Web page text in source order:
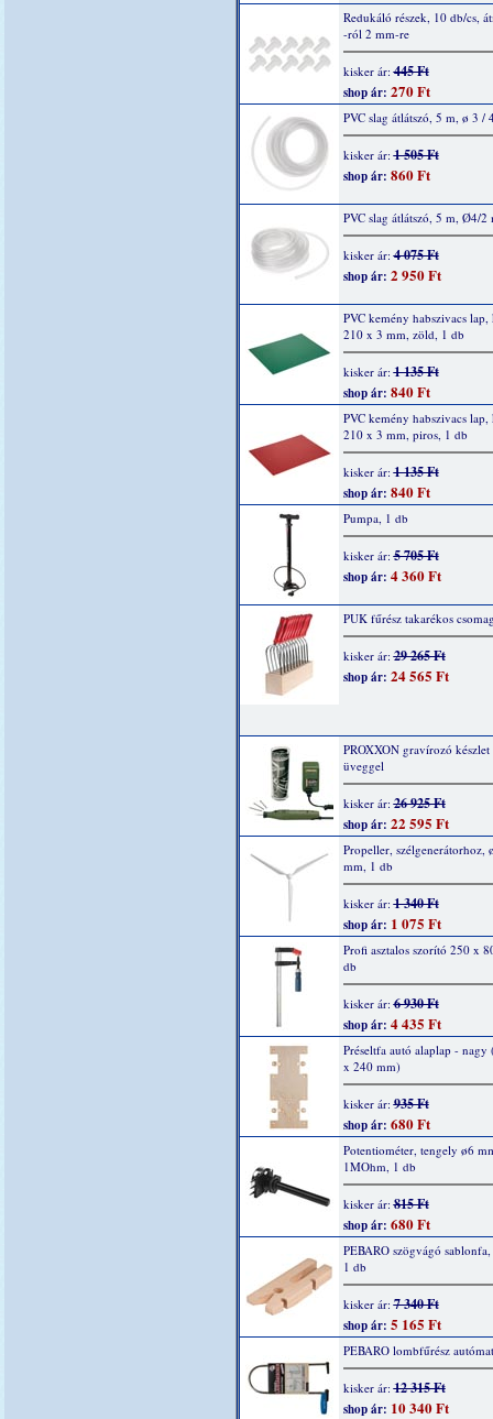
Redukáló részek, 10 db/cs,
-ról 2 mm-re
kisker ár:445 Ft
shop ár: 270 Ft
PVC slag átlátszó, 5 m, ø 3 /
kisker ár:1 505 Ft
shop ár: 860 Ft
PVC slag átlátszó, 5 m, Ø4/2
kisker ár:4 075 Ft
shop ár: 2 950 Ft
PVC kemény habszivacs
210 x 3 mm, zöld, 1 db
kisker ár:1 135 Ft
shop ár: 840 Ft
PVC kemény habszivacs
210 x 3 mm, piros, 1 db
kisker ár:1 135 Ft
shop ár: 840 Ft
Pumpa, 1 db
kisker ár:5 705 Ft
shop ár: 4 360 Ft
PUK fűrész takarékos
kisker ár:29 265 Ft
shop ár: 24 565 Ft
PROXXON gravírozó készlet
üveggel
kisker ár:26 925 Ft
shop ár: 22 595 Ft
Propeller, szélgenerátorhoz,
mm, 1 db
kisker ár:1 340 Ft
shop ár: 1 075 Ft
Profi asztalos szorító 250 x
db
kisker ár:6 930 Ft
shop ár: 4 435 Ft
Préseltfa autó alaplap - nagy
x 240 mm)
kisker ár:935 Ft
shop ár: 680 Ft
Potentiométer, tengely ø6
1MOhm, 1 db
kisker ár:815 Ft
shop ár: 680 Ft
PEBARO szögvágó
1 db
kisker ár:7 340 Ft
shop ár: 5 165 Ft
PEBARO lombfűrész
kisker ár:12 315 Ft
shop ár: 10 340 Ft